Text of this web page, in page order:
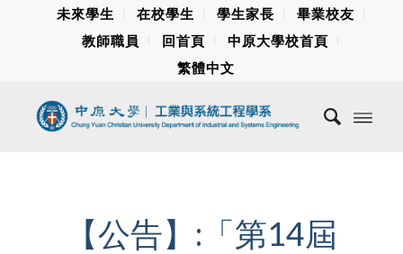
未來學生 在校學生 學生家長
畢業校友
教師職員
回首頁
中原大學校首頁
繁體中文
【公告】:「第14屆